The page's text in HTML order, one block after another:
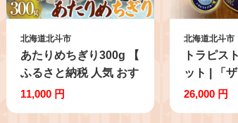
北海道北斗市
あたりめちぎり300g 【
ふるさと納税 人気 おす
すめ ランキング いか
11,000 円
北海道北斗市
トラピス
ット | 「
DASH！
26,000 円